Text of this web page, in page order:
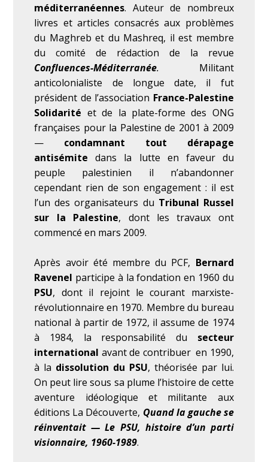
méditerranéennes. Auteur de nombreux
livres et articles consacrés aux problèmes
du Maghreb et du Mashreq, il est membre
du comité de rédaction de la revue
Confluences-Méditerranée. Militant
anticolonialiste de longue date, il fut
président de l’association France-Palestine
Solidarité et de la plate-forme des ONG
françaises pour la Palestine de 2001 à 2009
— condamnant tout dérapage
antisémite dans la lutte en faveur du
peuple palestinien il n’abandonner
cependant rien de son engagement : il est
l’un des organisateurs du Tribunal Russel
sur la Palestine, dont les travaux ont
commencé en mars 2009.
Après avoir été membre du PCF, Bernard
Ravenel participe à la fondation en 1960 du
PSU, dont il rejoint le courant marxiste-
révolutionnaire en 1970. Membre du bureau
national à partir de 1972, il assume de 1974
à 1984, la responsabilité du secteur
international avant de contribuer en 1990,
à la dissolution du PSU, théorisée par lui.
On peut lire sous sa plume l’histoire de cette
aventure idéologique et militante aux
éditions La Découverte, Quand la gauche se
réinventait — Le PSU, histoire d’un parti
visionnaire, 1960-1989.